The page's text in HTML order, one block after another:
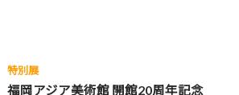
特別展
福岡アジア美術館 開館20周年記念